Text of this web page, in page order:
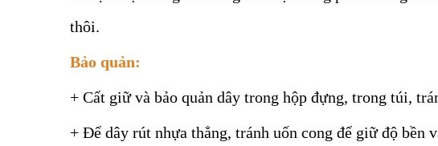
thôi.
Bảo quản:
+ Cất giữ và bảo quản dây trong hộp đựng, trong túi,
+ Để dây rút nhựa thẳng, tránh uốn cong để giữ độ bền